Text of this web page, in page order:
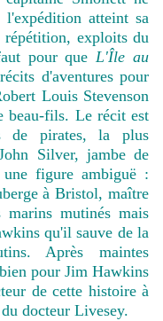
l'expédition atteint sa
répétition, exploits du
pour queL'Île au
d'aventures pour
Louis Stevenson
beau-fils. Le récit est
de pirates, la plus
Silver, jambe de
figure ambiguë :
à Bristol, maître
marins mutinés mais
qu'il sauve de la
Après maintes
pour Jim Hawkins
de cette histoire à
docteur Livesey.